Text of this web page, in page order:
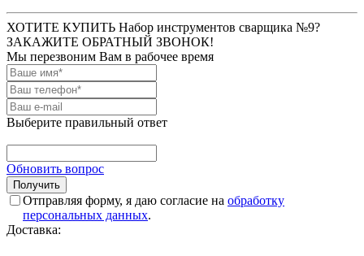
ХОТИТЕ КУПИТЬ Набор инструментов сварщика №9?
ЗАКАЖИТЕ ОБРАТНЫЙ ЗВОНОК!
Мы перезвоним Вам в рабочее время
Выберите правильный ответ
Обновить вопрос
Отправляя форму, я даю согласие на обработку
персональных данных.
Доставка: